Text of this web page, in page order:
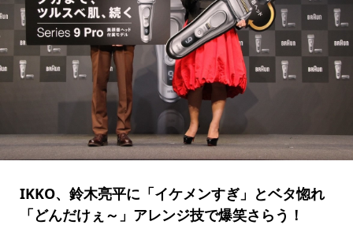
IKKO、鈴木亮平に「イケメンすぎ」とベタ惚れ
「どんだけぇ～」アレンジ技で爆笑さらう！